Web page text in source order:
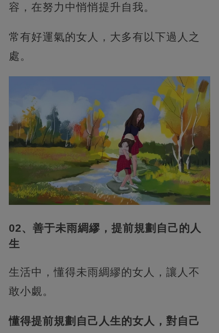
容，在努力中悄悄提升自我。
常有好運氣的女人，大多有以下過人之
處。
02、善于未雨綢繆，提前規劃自己的人
生
生活中，懂得未雨綢繆的女人，讓人不
敢小覷。
懂得提前規劃自己人生的女人，對自己